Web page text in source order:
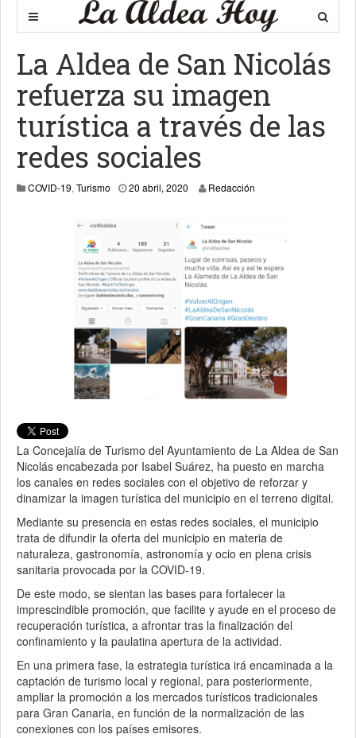
La Aldea de San Nicolás
refuerza su imagen
turística a través de las
redes sociales
COVID-19, Turismo 20 abril, 2020 20 abril, 2020
Redacción
La Concejalía de Turismo del Ayuntamiento de La Aldea de San
Nicolás encabezada por Isabel Suárez, ha puesto en marcha
los canales en redes sociales con el objetivo de reforzar y
dinamizar la imagen turística del municipio en el terreno digital.
Mediante su presencia en estas redes sociales, el municipio
trata de difundir la oferta del municipio en materia de
naturaleza, gastronomía, astronomía y ocio en plena crisis
sanitaria provocada por la COVID-19.
De este modo, se sientan las bases para fortalecer la
imprescindible promoción, que facilite y ayude en el proceso de
recuperación turística, a afrontar tras la finalización del
confinamiento y la paulatina apertura de la actividad.
En una primera fase, la estrategia turística irá encaminada a la
captación de turismo local y regional, para posteriormente,
ampliar la promoción a los mercados turísticos tradicionales
para Gran Canaria, en función de la normalización de las
conexiones con los países emisores.